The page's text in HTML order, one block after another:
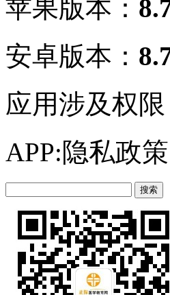
苹果版本：
安卓版本：
应用涉及权限
APP:隐私政策